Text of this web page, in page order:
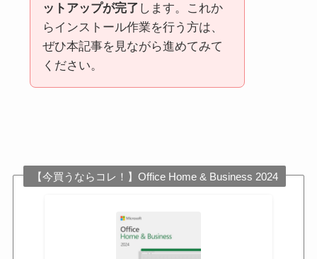
ットアップが完了 します。これか
らインストール作業を行う方は、
ぜひ本記事を見ながら進めてみて
ください。
【今買うならコレ！】Office Home & Business 2024